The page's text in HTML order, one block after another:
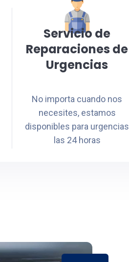
Servicio de
Reparaciones de
Urgencias
No importa cuando nos
necesites, estamos
disponibles para urgencias
las 24 horas